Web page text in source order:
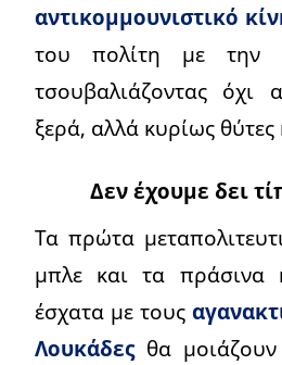
αντικομμουνιστικό
του πολίτη με την
τσουβαλιάζοντας
ξερά, αλλά κυρίως
Δεν έχουμε δει
Τα πρώτα
μπλε και τα πράσινα
έσχατα με τους
Λουκάδεςθα μοιάζουν